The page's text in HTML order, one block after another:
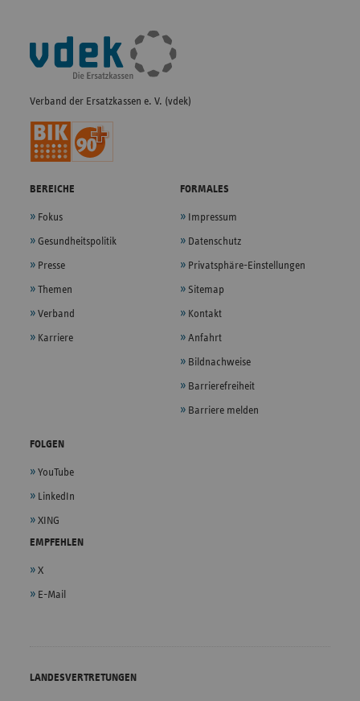
Fußleisten-
Navigation
Verband der Ersatzkassen e. V. (vdek)
BEREICHE
Fokus
Gesundheitspolitik
Presse
Themen
Verband
Karriere
FORMALES
Impressum
Datenschutz
Privatsphäre-Einstellungen
Sitemap
Kontakt
Anfahrt
Bildnachweise
Barrierefreiheit
Barriere melden
FOLGEN
YouTube
LinkedIn
XING
EMPFEHLEN
X
E-Mail
LANDESVERTRETUNGEN